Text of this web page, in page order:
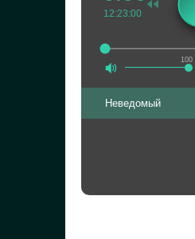
100
12:23:00
Неведомый